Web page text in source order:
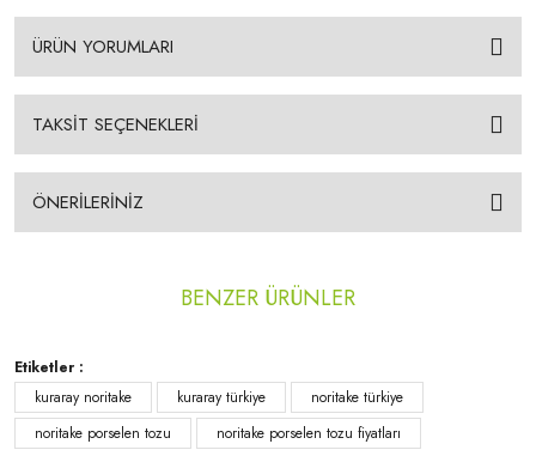
ÜRÜN YORUMLARI
TAKSİT SEÇENEKLERİ
ÖNERİLERİNİZ
BENZER ÜRÜNLER
Etiketler :
kuraray noritake
kuraray türkiye
noritake türkiye
noritake porselen tozu
noritake porselen tozu fiyatları